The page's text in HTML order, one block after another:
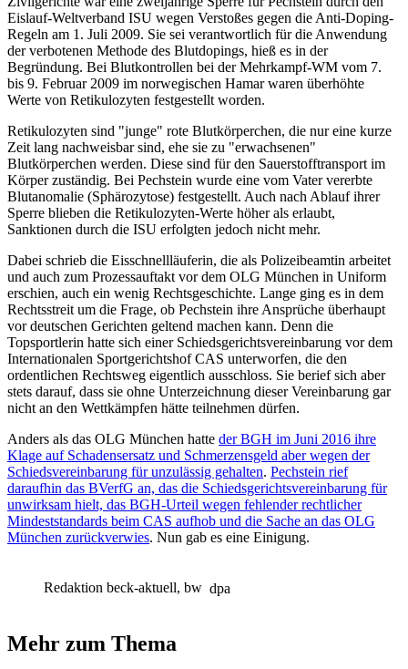
Eislauf-Weltverband ISU wegen Verstoßes gegen die Anti-Doping-
Regeln am 1. Juli 2009. Sie sei verantwortlich für die Anwendung
der verbotenen Methode des Blutdopings, hieß es in der
Begründung. Bei Blutkontrollen bei der Mehrkampf-WM vom 7.
bis 9. Februar 2009 im norwegischen Hamar waren überhöhte
Werte von Retikulozyten festgestellt worden.
Retikulozyten sind "junge" rote Blutkörperchen, die nur eine kurze
Zeit lang nachweisbar sind, ehe sie zu "erwachsenen"
Blutkörperchen werden. Diese sind für den Sauerstofftransport im
Körper zuständig. Bei Pechstein wurde eine vom Vater vererbte
Blutanomalie (Sphärozytose) festgestellt. Auch nach Ablauf ihrer
Sperre blieben die Retikulozyten-Werte höher als erlaubt,
Sanktionen durch die ISU erfolgten jedoch nicht mehr.
Dabei schrieb die Eisschnellläuferin, die als Polizeibeamtin arbeitet
und auch zum Prozessauftakt vor dem OLG München in Uniform
erschien, auch ein wenig Rechtsgeschichte. Lange ging es in dem
Rechtsstreit um die Frage, ob Pechstein ihre Ansprüche überhaupt
vor deutschen Gerichten geltend machen kann. Denn die
Topsportlerin hatte sich einer Schiedsgerichtsvereinbarung vor dem
Internationalen Sportgerichtshof CAS unterworfen, die den
ordentlichen Rechtsweg eigentlich ausschloss. Sie berief sich aber
stets darauf, dass sie ohne Unterzeichnung dieser Vereinbarung gar
nicht an den Wettkämpfen hätte teilnehmen dürfen.
Anders als das OLG München hatte der BGH im Juni 2016 ihre
Klage auf Schadensersatz und Schmerzensgeld aber wegen der
Schiedsvereinbarung für unzulässig gehalten. Pechstein rief
daraufhin das BVerfG an, das die Schiedsgerichtsvereinbarung für
unwirksam hielt, das BGH-Urteil wegen fehlender rechtlicher
Mindeststandards beim CAS aufhob und die Sache an das OLG
München zurückverwies. Nun gab es eine Einigung.
Redaktion beck-aktuell, bw dpa
Mehr zum Thema